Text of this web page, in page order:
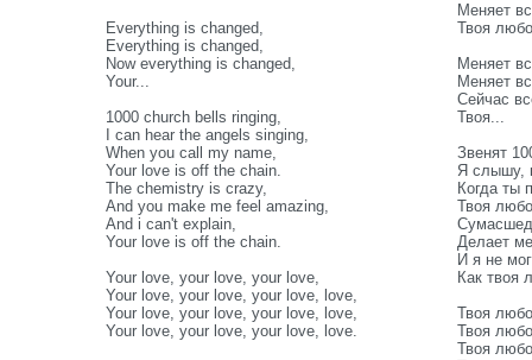
Everything is changed,
Everything is changed,
Now everything is changed,
Your...
1000 church bells ringing,
I can hear the angels singing,
When you call my name,
Your love is off the chain.
The chemistry is crazy,
And you make me feel amazing,
And i can't explain,
Your love is off the chain.
Your love, your love, your love,
Your love, your love, your love, love,
Your love, your love, your love, love,
Your love, your love, your love, love.
Меняет
Твоя
Меняет
Меняет
Сейчас
Твоя...
Звенят
Я слышу,
Когда ты
Твоя
Делает
И я не
Как твоя
Твоя
Твоя
Твоя